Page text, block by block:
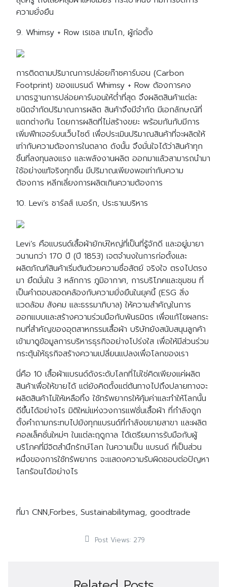
Search
for: Search
ความยั่งยืน
9. Whimsy + Row เรเชล เทมโก, ผู้ก่อตั้ง
การติดตามปริมาณการปล่อยก๊าซคาร์บอน (Carbon
Footprint) ของแบรนด์ Whimsy + Row ต้องการคง
มาตรฐานการปล่อยคาร์บอนให้ต่ำที่สุด จึงผลิตสินค้าแต่ละ
ชนิดจำกัดปริมาณการผลิต สินค้าจึงมีจำกัด มีเอกลักษณ์ที่
แตกต่างกัน โดยการผลิตที่ไม่สร้างขยะ พร้อมกันกับมีการ
เพิ่มฟีทเจอร์บนเว็บไซต์ เพื่อประเมินปริมาณสินค้าที่จะผลิตให้
เท่ากับความต้องการในตลาด ดังนั้น จึงมั่นใจได้ว่าสินค้าทุก
ชิ้นที่ลงทุนลงแรง และพลังงานผลิต ออกมาแล้วสามารถนำมา
ใช้อย่างแท้จริงทุกชิ้น มีปริมาณเพียงพอเท่ากับความ
ต้องการ หลีกเลี่ยงการผลิตเกินความต้องการ
10. Levi’s ชาร์ลส์ เบอร์ก, ประธานบริหาร
Levi’s คือแบรนด์เสื้อผ้ายักษ์ใหญ่ที่เป็นที่รู้จักดี และอยู่มายา
วนานกว่า 170 ปี (ปี 1853) เจตจำนงในการก่อตั้งและ
ผลิตภัณฑ์สินค้าเริ่มต้นด้วยความซื่อสัตย์ จริงใจ ตรงไปตรง
มา ยึดมั่นใน 3 หลักการ ภูมิอากาศ, การบริโภคและชุมชน ที่
เป็นคำตอบสอดคล้องกับความยั่งยืนในยุคนี้ (ESG สิ่ง
แวดล้อม สังคม และธรรมาภิบาล) ให้ความสำคัญในการ
ออกแบบและสร้างความร่วมมือกับพันธมิตร เพื่อแก้ไขผลกระ
ทบที่สำคัญของอุตสาหกรรมเสื้อผ้า บริษัทยังสนับสนุนลูกค้า
เข้ามาดูข้อมูลการบริหารธุรกิจอย่างโปร่งใส เพื่อให้มีส่วนร่วม
กระตุ้นให้ธุรกิจสร้างความเปลี่ยนแปลงเพื่อโลกของเรา
นี่คือ 10 เสื้อผ้าแบรนด์ดังระดับโลกที่ไม่ใช่คิดเพียงแค่ผลิต
สินค้าเพื่อให้ขายได้ แต่ยังคิดตั้งแต่ต้นทางไปถึงปลายทางจะ
ผลิตสินค้าไม่ให้เหลือทิ้ง ใช้ทรัพยากรให้คุ้มค่าและทำให้โลกนั้น
ดีขึ้นได้อย่างไร มิติใหม่แห่งวงการแฟชั่นเสื้อผ้า ที่กำลังถูก
ตั้งคำถามกระทบไปยังทุกแบรนด์ที่กำลังขยายสาขา และผลิต
คอลเล็คชั่นใหม่ๆ ในแต่ละฤดูกาล ได้เตรียมการรับมือกับผู้
บริโภคที่มีจิตสำนึกรักษ์โลก ในความเป็น แบรนด์ ที่เป็นส่วน
หนึ่งของการใช้ทรัพยากร จะแสดงความรับผิดชอบต่อปัญหา
โลกร้อนได้อย่างไร
ที่มา CNN,Forbes, Sustainabilitymag, goodtrade
Post Views: 279